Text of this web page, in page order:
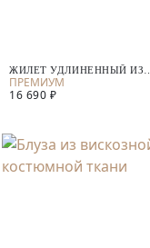
ЖИЛЕТ УДЛИНЕННЫЙ ИЗ
ТЕНСЕЛЯ
16 690 ₽